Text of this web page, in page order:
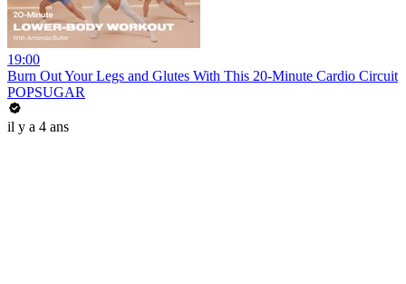
19:00
Burn Out Your Legs and Glutes With This 20-Minute Cardio Circuit
POPSUGAR
il y a 4 ans